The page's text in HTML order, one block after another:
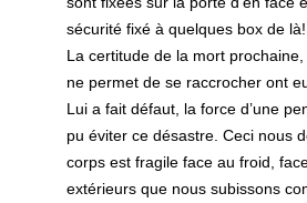
sécurité fixé à quelques box de là!
La certitude de la mort
ne permet de se raccrocher ont
Lui a fait défaut, la force d’une
pu éviter ce désastre. Ceci nous
corps est fragile face au froid,
extérieurs que nous subissons